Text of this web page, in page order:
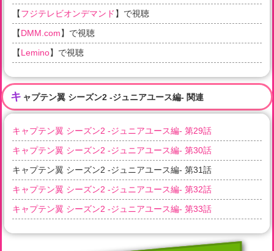
【フジテレビオンデマンド 】で視聴
【DMM.com】で視聴
【Lemino】で視聴
キ ャプテン翼 シーズン2 -ジュニアユース編- 関連
キャプテン翼 シーズン2 -ジュニアユース編- 第29話
キャプテン翼 シーズン2 -ジュニアユース編- 第30話
キャプテン翼 シーズン2 -ジュニアユース編- 第31話
キャプテン翼 シーズン2 -ジュニアユース編- 第32話
キャプテン翼 シーズン2 -ジュニアユース編- 第33話